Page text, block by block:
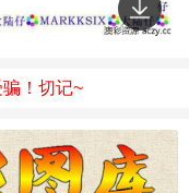
！切记~